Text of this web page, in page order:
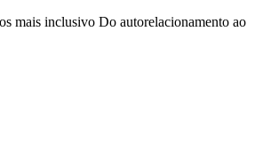
mais inclusivo Do autorelacionamento ao